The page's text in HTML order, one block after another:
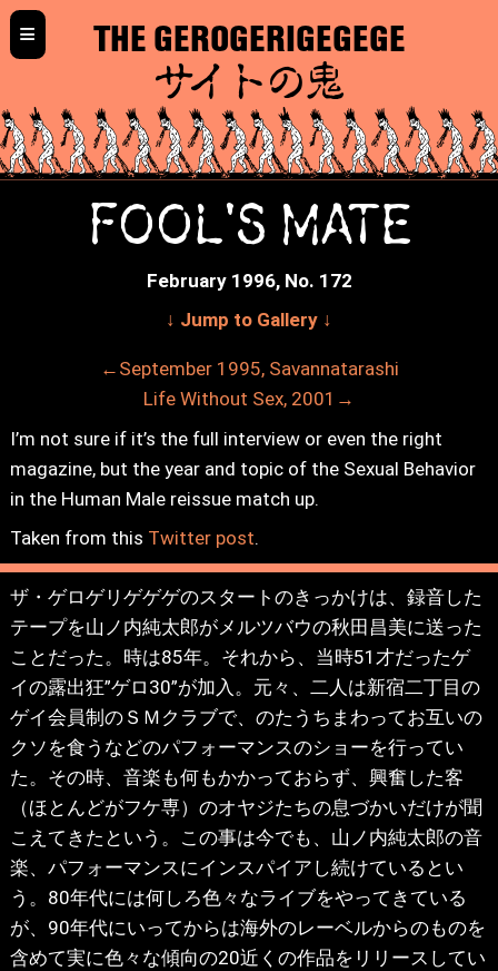
≡ THE GEROGERIGEGEGE
サイトの鬼
FOOL'S MATE
←September 1995, Savannatarashi
February 1996, No. 172
↓ Jump to Gallery ↓
Life Without Sex, 2001→
I’m not sure if it’s the full interview or even the right
magazine, but the year and topic of the Sexual Behavior
in the Human Male reissue match up.
Taken from this Twitter post.
ザ・ゲロゲリゲゲゲのスタートのきっかけは、録音した
テープを山ノ内純太郎がメルツバウの秋田昌美に送った
ことだった。時は85年。それから、当時51才だったゲ
イの露出狂”ゲロ30”が加入。元々、二人は新宿二丁目の
ゲイ会員制のＳＭクラブで、のたうちまわってお互いの
クソを食うなどのパフォーマンスのショーを行ってい
た。その時、音楽も何もかかっておらず、興奮した客
（ほとんどがフケ専）のオヤジたちの息づかいだけが聞
こえてきたという。この事は今でも、山ノ内純太郎の音
楽、パフォーマンスにインスパイアし続けているとい
う。80年代には何しろ色々なライブをやってきている
が、90年代にいってからは海外のレーベルからのものを
含めて実に色々な傾向の20近くの作品をリリースしてい